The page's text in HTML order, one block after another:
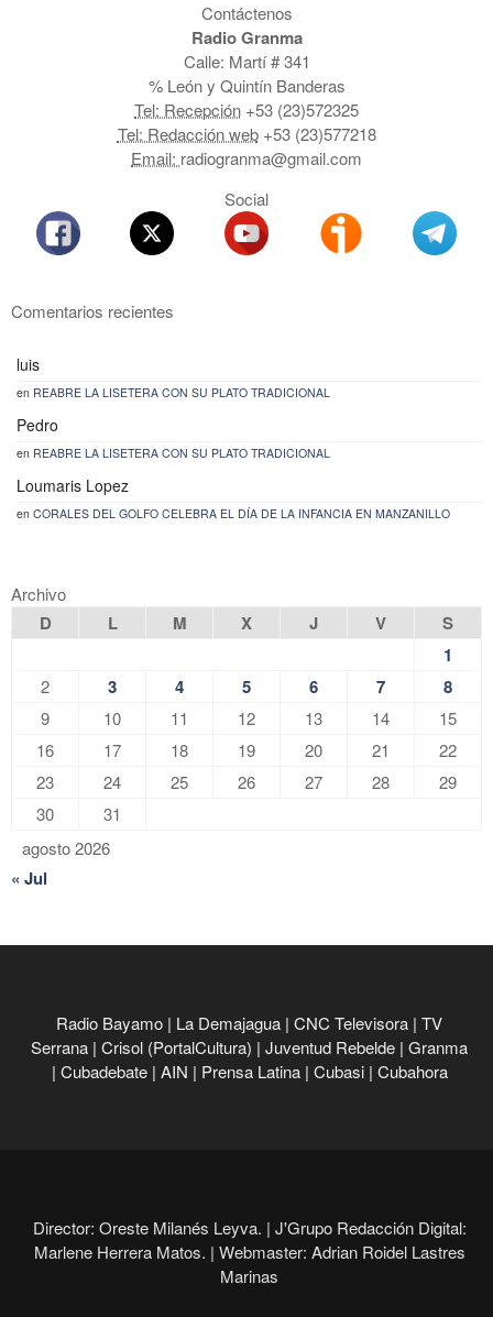
Contáctenos
Radio Granma
Calle: Martí # 341
% León y Quintín Banderas
Tel: Recepción +53 (23)572325
Tel: Redacción web+53 (23)577218
Email: radiogranma@gmail.com
Social
Comentarios recientes
luis
en REABRE LA LISETERA CON SU PLATO TRADICIONAL
Pedro
en REABRE LA LISETERA CON SU PLATO TRADICIONAL
Loumaris Lopez
en CORALES DEL GOLFO CELEBRA EL DÍA DE LA INFANCIA EN MANZANILLO
Archivo
agosto 2026
D L M X J V
S
1
2 3 4 5 6 7 8
9 10 11 12 13 14
15
16
17 18 19 20 21
22
23
24 25 26 27 28
29
30
31
« Jul
Radio Bayamo | La Demajagua | CNC Televisora | TV
Serrana | Crisol (PortalCultura) | Juventud Rebelde | Granma
| Cubadebate | AIN | Prensa Latina | Cubasi | Cubahora
Director: Oreste Milanés Leyva. | J'Grupo Redacción Digital:
Marlene Herrera Matos. | Webmaster: Adrian Roidel Lastres
Marinas